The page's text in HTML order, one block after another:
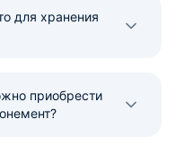
для хранения
приобрести